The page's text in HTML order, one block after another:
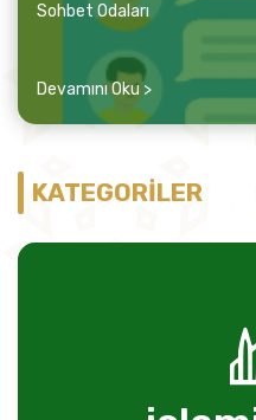
Sohbet Odaları
Devamını Oku >
KATEGORİLER